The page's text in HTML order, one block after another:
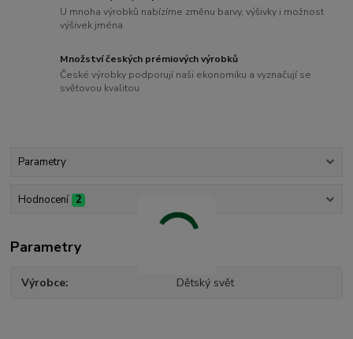
U mnoha výrobků nabízíme změnu barvy, výšivky i možnost
výšivek jména
Množství českých prémiových výrobků
České výrobky podporují naši ekonomiku a vyznačují se
světovou kvalitou
Parametry
Hodnocení 2
Parametry
Výrobce Dětský svět